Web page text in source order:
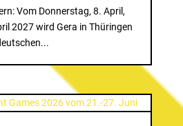
Vom Donnerstag, 8. April,
2027 wird Gera in Thüringen